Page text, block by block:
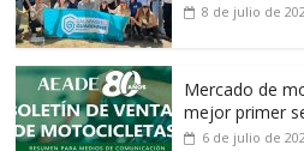
8 de julio de
Mercado de
mejor primer
6 de julio de